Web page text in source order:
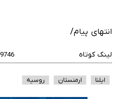
انتهای پیام/
لینک کوتاه
ایلنا ارمنستان روسیه